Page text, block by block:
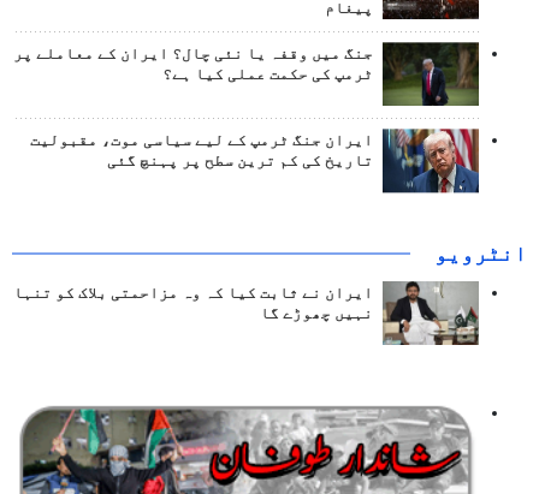
پیغام
جنگ میں وقفہ یا نئی چال؟ ایران کے معاملے پر
ٹرمپ کی حکمت عملی کیا ہے؟
ایران جنگ ٹرمپ کے لیے سیاسی موت، مقبولیت
تاریخ کی کم ترین سطح پر پہنچ گئی
انٹرويو
ایران نے ثابت کیا کہ وہ مزاحمتی بلاک کو تنہا
نہیں چھوڑے گا